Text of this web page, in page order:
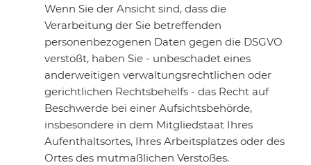
Wenn Sie der Ansicht sind, dass die
Verarbeitung der Sie betreffenden
personenbezogenen Daten gegen die DSGVO
verstößt, haben Sie - unbeschadet eines
anderweitigen verwaltungsrechtlichen oder
gerichtlichen Rechtsbehelfs - das Recht auf
Beschwerde bei einer Aufsichtsbehörde,
insbesondere in dem Mitgliedstaat Ihres
Aufenthaltsortes, Ihres Arbeitsplatzes oder des
Ortes des mutmaßlichen Verstoßes.